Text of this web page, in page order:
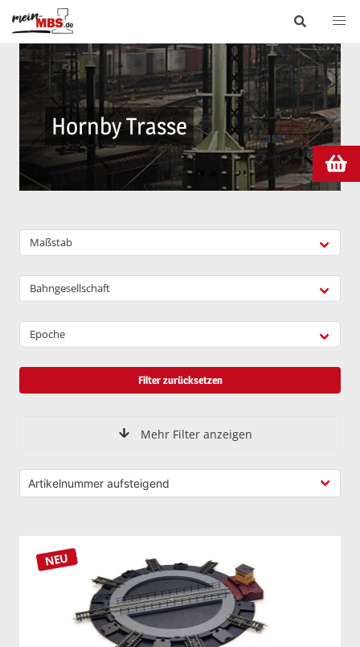
Hornby Trasse
Maßstab
Bahngesellschaft
Epoche
Filter zurücksetzen
Mehr Filter anzeigen
NEU